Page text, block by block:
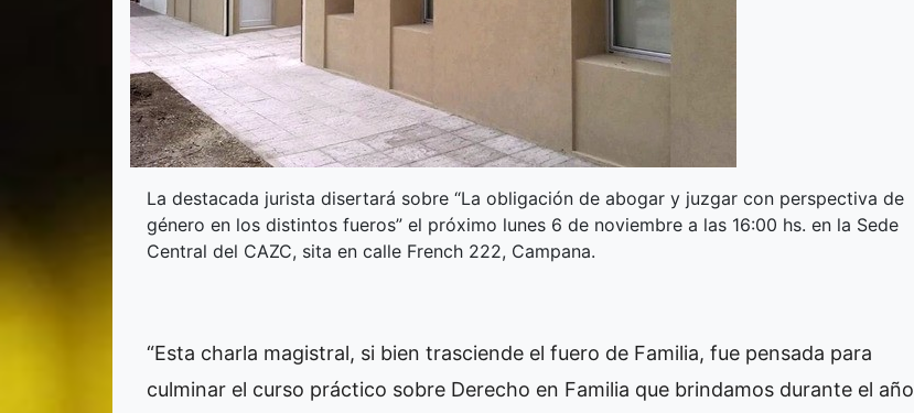
La destacada jurista disertará sobre “La obligación de abogar y juzgar con perspectiva de
género en los distintos fueros” el próximo lunes 6 de noviembre a las 16:00 hs. en la Sede
Central del CAZC, sita en calle French 222, Campana.
“Esta charla magistral, si bien trasciende el fuero de Familia, fue pensada para
culminar el curso práctico sobre Derecho en Familia que brindamos durante el año